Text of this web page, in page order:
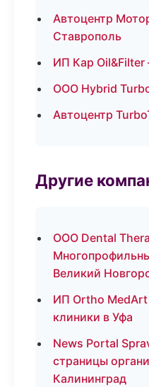
Автоцентр
Ставрополь
ИП Кар
ООО Hybrid
Автоцентр
Другие
ООО Dental
Великий
ИП Ortho
клиники в Уфа
News Portal
страницы
Калининград